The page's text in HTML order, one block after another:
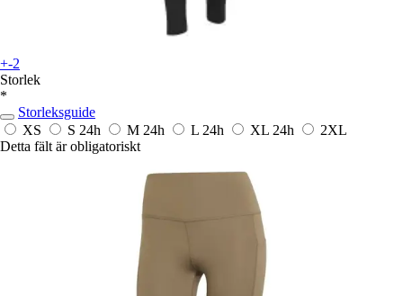
+-2
Storlek
*
Storleksguide
XS
S 24h M 24h L 24h XL 24h
2XL
Detta fält är obligatoriskt